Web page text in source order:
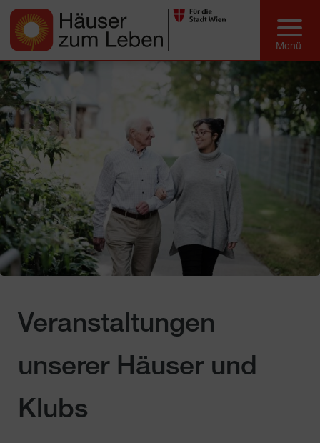
Veranstaltungen
unserer Häuser und
Klubs